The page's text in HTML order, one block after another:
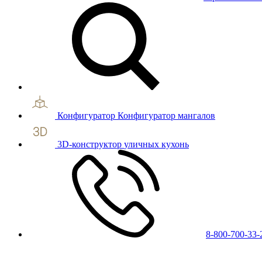
Конфигуратор Конфигуратор мангалов
3D-конструктор уличных кухонь
8-800-700-33-